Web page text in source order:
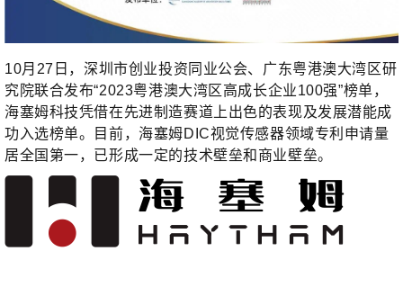
10月27日，深圳市创业投资同业公会、广东粤港澳大湾区研
究院联合发布“2023粤港澳大湾区高成长企业100强”榜单，
海塞姆科技凭借在先进制造赛道上出色的表现及发展潜能成
功入选榜单。目前，海塞姆DIC视觉传感器领域专利申请量
居全国第一，已形成一定的技术壁垒和商业壁垒。